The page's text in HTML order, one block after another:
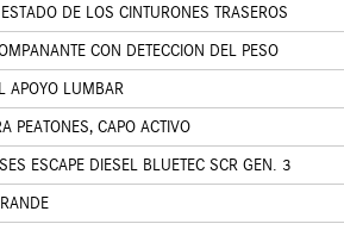
DE LOS CINTURONES TRASEROS
CON DETECCION DEL PESO
APOYO LUMBAR
PEATONES, CAPO ACTIVO
ESCAPE DIESEL BLUETEC SCR GEN. 3